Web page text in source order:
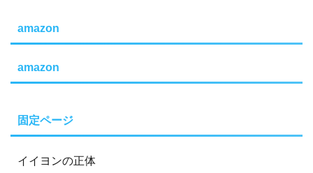
amazon
amazon
固定ページ
イイヨンの正体